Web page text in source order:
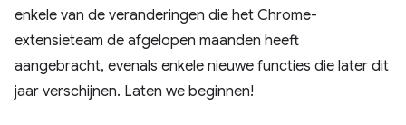
enkele van de veranderingen die het Chrome-
extensieteam de afgelopen maanden heeft
aangebracht, evenals enkele nieuwe functies die later dit
jaar verschijnen. Laten we beginnen!